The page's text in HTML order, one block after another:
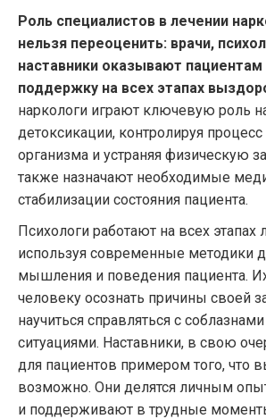
Роль специалистов в лечении
нельзя переоценить: врачи,
наставники оказывают
поддержку на всех этапах
наркологи играют ключевую роль
детоксикации, контролируя
организма и устраняя физическую
также назначают необходимые
стабилизации состояния пациента.
Психологи работают на всех этапах
используя современные методики
мышления и поведения пациента.
человеку осознать причины своей
научиться справляться с
ситуациями. Наставники, в свою
для пациентов примером того, что
возможно. Они делятся личным
и поддерживают в трудные